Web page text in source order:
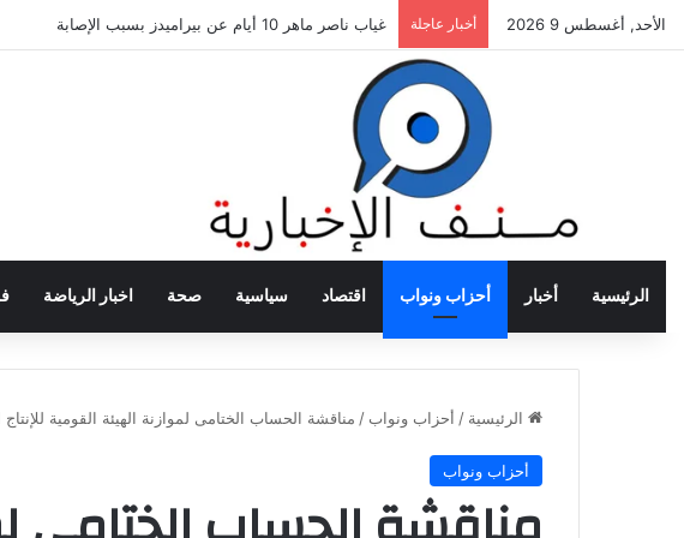
الأحد, أغسطس 9 2026 أخبار عاجلة غياب ناصر ماهر 10 أيام عن بيراميدز بسبب الإصابة
الرئيسية أخبار أحزاب ونواب اقتصاد سياسية صحة اخبار الرياضة
الرئيسية / أحزاب ونواب / مناقشة الحساب الختامى لموازنة الهيئة القومية
أحزاب ونواب